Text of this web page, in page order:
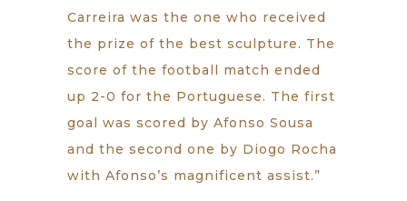
Carreira was the one who received
the prize of the best sculpture. The
score of the football match ended
up 2-0 for the Portuguese. The first
goal was scored by Afonso Sousa
and the second one by Diogo Rocha
with Afonso’s magnificent assist.”